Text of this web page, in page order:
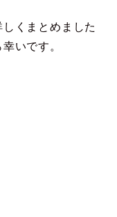
くまとめました
いです。